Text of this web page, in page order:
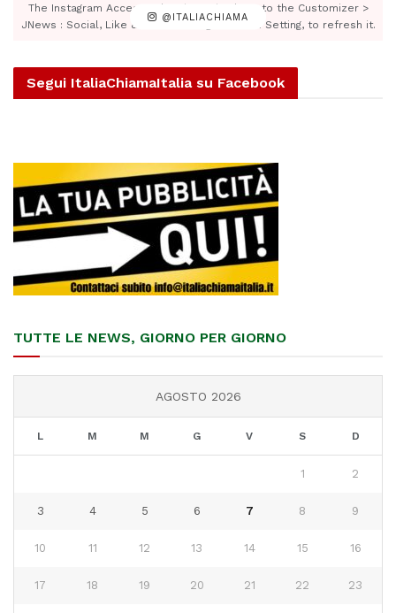
@ITALIACHIAMA
The Instagram Access Token is expired, Go to the Customizer >
JNews : Social, Like & View > Instagram Feed Setting, to refresh it.
Segui ItaliaChiamaItalia su Facebook
TUTTE LE NEWS, GIORNO PER GIORNO
AGOSTO 2026
L M M G V S D
1 2
3 4 5 6 7 8 9
10 11 12 13 14 15 16
17 18 19 20 21 22 23